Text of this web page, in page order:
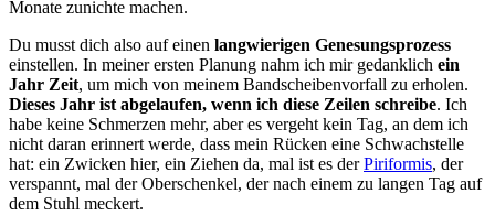
Monate zunichte machen.
Du musst dich also auf einen langwierigen Genesungsprozess
einstellen. In meiner ersten Planung nahm ich mir gedanklich ein
Jahr Zeit, um mich von meinem Bandscheibenvorfall zu erholen.
Dieses Jahr ist abgelaufen, wenn ich diese Zeilen schreibe. Ich
habe keine Schmerzen mehr, aber es vergeht kein Tag, an dem ich
nicht daran erinnert werde, dass mein Rücken eine Schwachstelle
hat: ein Zwicken hier, ein Ziehen da, mal ist es derPiriformis, der
verspannt, mal der Oberschenkel, der nach einem zu langen Tag auf
dem Stuhl meckert.